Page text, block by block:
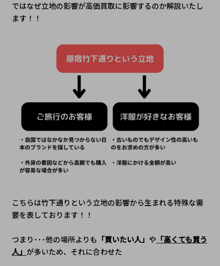
ではなぜ立地の影響が高価買取に影響するのか解説いたし
ます！！
こちらは竹下通りという立地の影響から生まれる特殊な需
要を表しております！！
つまり･･･他の場所よりも 「買いたい人」 や 「高くても買う
人」 が多いため、それに合わせた